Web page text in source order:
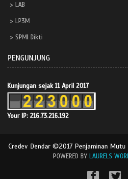
LAB
LP3M
SPMI Dikti
PENGUNJUNG
Kunjungan sejak 11 April 2017
Your IP: 216.73.216.192
Credev Dendar ©2017 Penjaminan Mutu
POWERED BY LAURELS